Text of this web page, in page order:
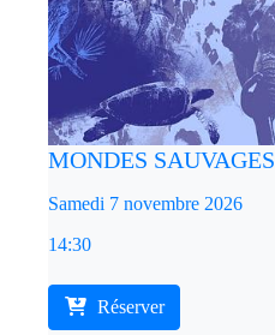
MONDES SAUVAGES
Samedi 7 novembre 2026
14:30
Réserver